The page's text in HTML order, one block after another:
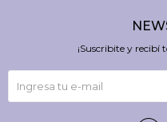
¡Suscribite y recibí